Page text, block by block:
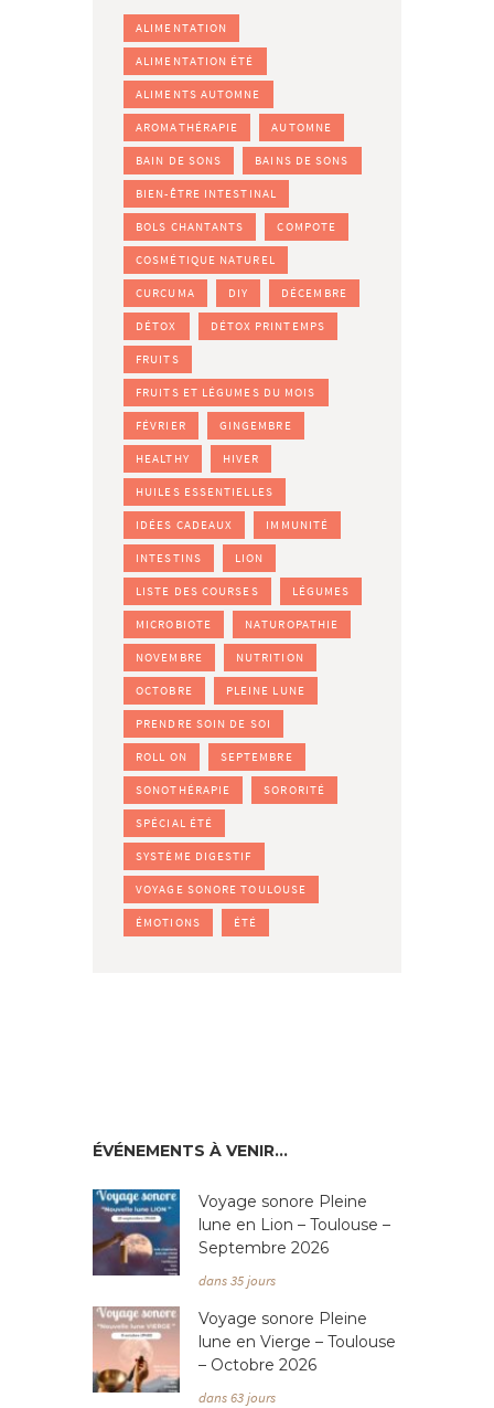
ALIMENTATION
ALIMENTATION ÉTÉ
ALIMENTS AUTOMNE
AROMATHÉRAPIE AUTOMNE
BAIN DE SONS BAINS DE SONS
BIEN-ÊTRE INTESTINAL
BOLS CHANTANTS COMPOTE
COSMÉTIQUE NATUREL
CURCUMA DIY DÉCEMBRE
DÉTOX DÉTOX PRINTEMPS
FRUITS
FRUITS ET LÉGUMES DU MOIS
FÉVRIER GINGEMBRE
HEALTHY HIVER
HUILES ESSENTIELLES
IDÉES CADEAUX IMMUNITÉ
INTESTINS LION
LISTE DES COURSES LÉGUMES
MICROBIOTE NATUROPATHIE
NOVEMBRE NUTRITION
OCTOBRE PLEINE LUNE
PRENDRE SOIN DE SOI
ROLL ON SEPTEMBRE
SONOTHÉRAPIE SORORITÉ
SPÉCIAL ÉTÉ
SYSTÈME DIGESTIF
VOYAGE SONORE TOULOUSE
ÉMOTIONS ÉTÉ
ÉVÉNEMENTS À VENIR…
Voyage sonore Pleine
lune en Lion – Toulouse –
Septembre 2026
dans 35 jours
Voyage sonore Pleine
lune en Vierge – Toulouse
– Octobre 2026
dans 63 jours